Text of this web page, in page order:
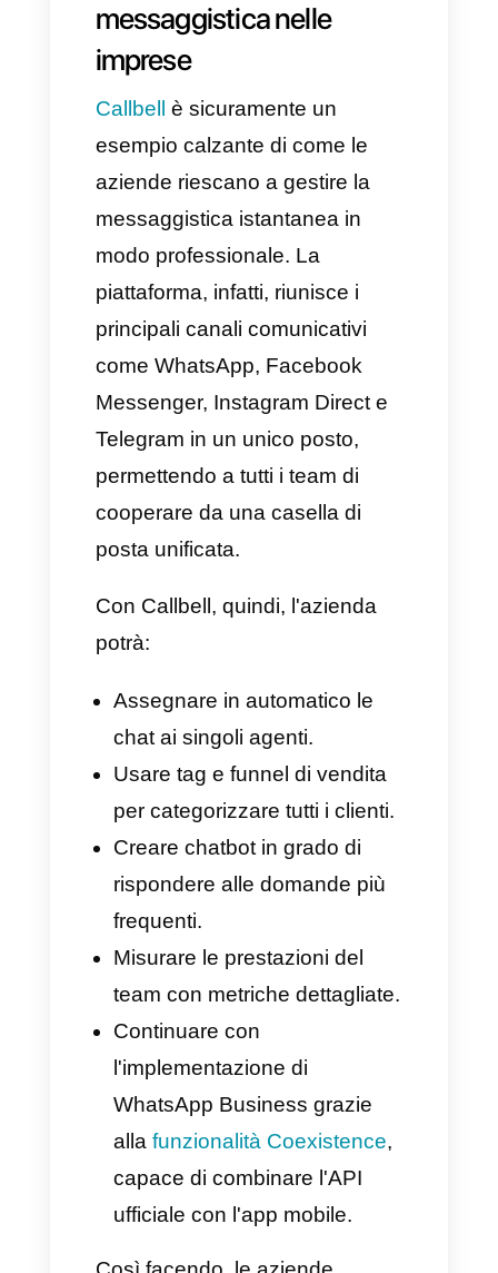
canale estremamente strategico
per le aziende.
La messaggistica
istantanea nel mondo
aziendale
Per tutte le aziende, la
messaggistica non è più un
mezzo comunicativo personale:
oggigiorno, infatti, è diventato
call center. I clienti preferiscono
Messenger piuttosto che
telefono.
Ciò dà spazio a strumenti
capaci di dare ai team la
possibilità digestire un gran
numero di messaggi
rapida e organizzata.
Callbell: un alleato per la
messaggistica nelle
imprese
Callbellè sicuramente un
esempio calzante di come le